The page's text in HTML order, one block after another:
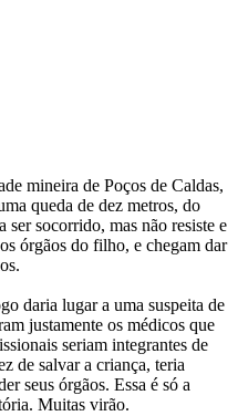
mineira de Poços de Caldas,
queda de dez metros, do
socorrido, mas não resiste e
órgãos do filho, e chegam dar
daria lugar a uma suspeita de
justamente os médicos que
seriam integrantes de
de salvar a criança, teria
seus órgãos. Essa é só a
Muitas virão.